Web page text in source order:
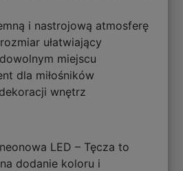
i nastrojową atmosferę
ułatwiający
miejscu
dla miłośników
wnętrz
LED – Tęcza to
dodanie koloru i